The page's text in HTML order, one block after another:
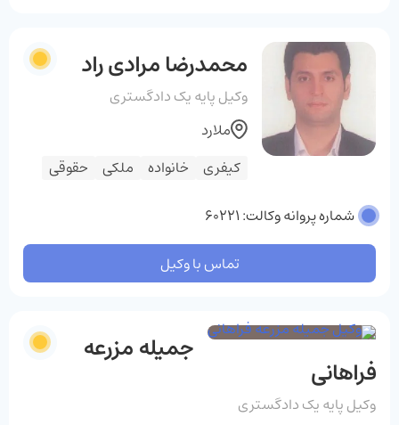
محمدرضا مرادی راد
وکیل پایه یک دادگستری
کیفری خانواده ملکی حقوقی
ملارد
شماره پروانه وکالت: 60221
تماس با وکیل
جمیله مزرعه
فراهانی
وکیل پایه یک دادگستری